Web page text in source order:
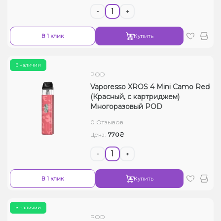
- +
В 1 клик Купить
В наличии
POD
Vaporesso XROS 4 Mini Camo Red
(Красный, с картриджем)
Многоразовый POD
0 Отзывов
Цена: 770₴
- +
В 1 клик Купить
В наличии
POD